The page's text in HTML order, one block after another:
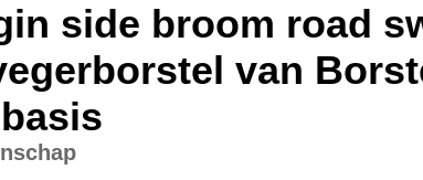
side broom road
van